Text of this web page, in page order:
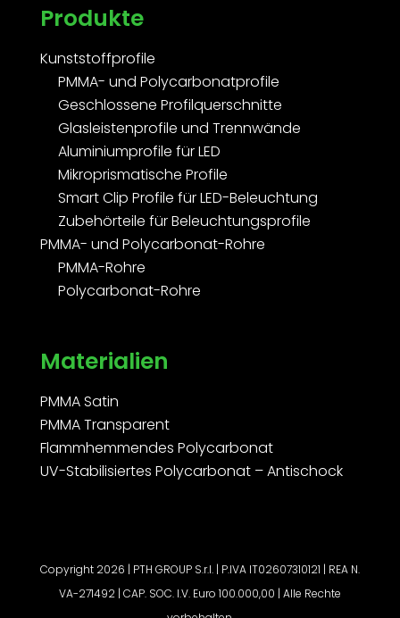
Produkte
Kunststoffprofile
PMMA- und Polycarbonatprofile
Geschlossene Profilquerschnitte
Glasleistenprofile und Trennwände
Aluminiumprofile für LED
Mikroprismatische Profile
Smart Clip Profile für LED-Beleuchtung
Zubehörteile für Beleuchtungsprofile
PMMA- und Polycarbonat-Rohre
PMMA-Rohre
Polycarbonat-Rohre
Materialien
PMMA Satin
PMMA Transparent
Flammhemmendes Polycarbonat
UV-Stabilisiertes Polycarbonat – Antischock
Copyright 2026 | PTH GROUP S.r.l. | P.IVA IT02607310121 | REA N.
VA-271492 | CAP. SOC. I.V. Euro 100.000,00 | Alle Rechte